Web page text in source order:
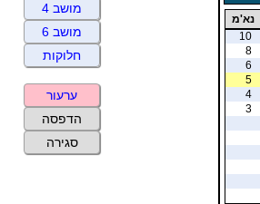
נא'מ
10
8
6
5
4
3
מושב 4
מושב 6
חלוקות
ערעור
הדפסה
סגירה